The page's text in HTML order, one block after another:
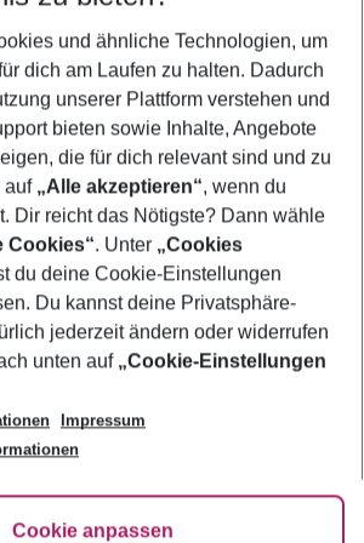
Keine Kinder
Filter anzeigen
ändern
und ähnliche Technologien, um
dich am Laufen zu halten. Dadurch
unserer Plattform verstehen und
bieten sowie Inhalte, Angebote
die für dich relevant sind und zu
auf „Alle akzeptieren“, wenn du
Dir reicht das Nötigste? Dann wähle
Cookies“. Unter „Cookies
du deine Cookie-Einstellungen
Du kannst deine Privatsphäre-
jederzeit ändern oder widerrufen
unten auf „Cookie-Einstellungen
Impressum
Cookie anpassen